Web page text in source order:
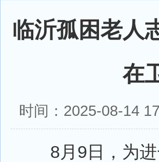
临沂孤困老人
在
时间：2025-08-14
8月9日，为进